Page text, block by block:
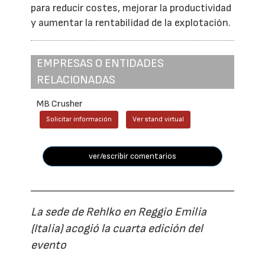
para reducir costes, mejorar la productividad
y aumentar la rentabilidad de la explotación.
EMPRESAS O ENTIDADES
RELACIONADAS
MB Crusher
Solicitar información Ver stand virtual
ver/escribir comentarios
La sede de Rehlko en Reggio Emilia
(Italia) acogió la cuarta edición del
evento